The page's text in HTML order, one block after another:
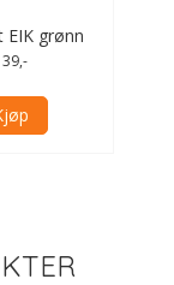
EIK grønn